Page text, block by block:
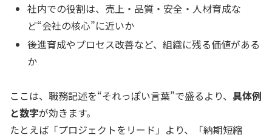
社内での役割は、売上・品質・安全・人材育成な
ど“会社の核心”に近いか
後進育成やプロセス改善など、組織に残る価値がある
か
ここは、職務記述を“それっぽい言葉”で盛るより、 具体例
と数字が効きます。
たとえば「プロジェクトをリード」より、「納期短縮